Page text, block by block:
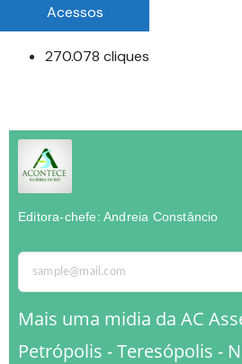
Acessos
270.078 cliques
Editora-chefe: Andreia Constâncio
Mais uma midia da AC
Petrópolis - Teresópolis -